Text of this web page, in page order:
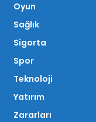
Oyun
Sağlık
Sigorta
Spor
Teknoloji
Yatırım
Zararları